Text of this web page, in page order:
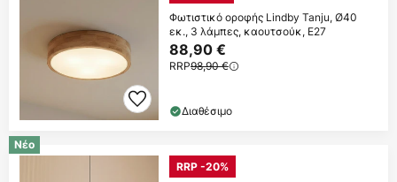
Φωτιστικό οροφής Lindby Tanju, Ø40
εκ., 3 λάμπες, καουτσούκ, E27
88,90 €
RRP98,90 €
Διαθέσιμο
Νέο
RRP -20%